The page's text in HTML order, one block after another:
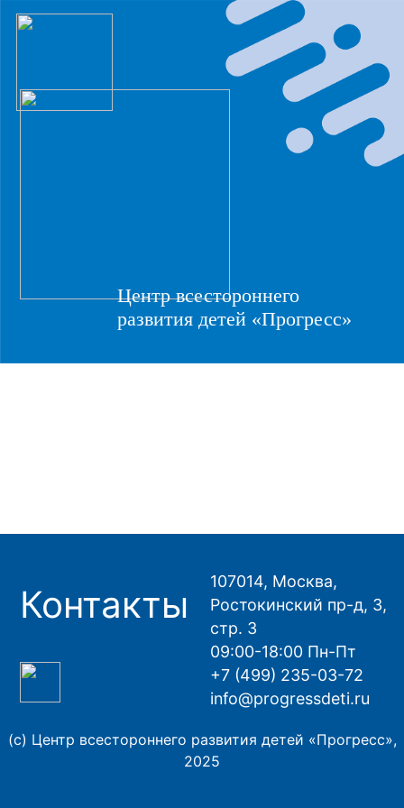
Центр всестороннего
развития детей «Прогресс»
Контакты
107014, Москва,
Ростокинский пр-д, 3,
стр. 3
09:00-18:00 Пн-Пт
+7 (499) 235-03-72
info@progressdeti.ru
(с) Центр всестороннего развития детей «Прогресс»,
2025